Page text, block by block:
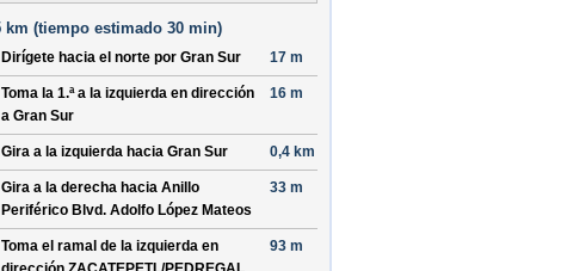
km (tiempo estimado 30 min)
Dirígete hacia el norte por Gran Sur 17 m
Toma la 1.ª a la izquierda en dirección
a Gran Sur
16 m
Gira a la izquierda hacia Gran Sur 0,4 km
Gira a la derecha hacia Anillo
Periférico Blvd. Adolfo López Mateos
33 m
Toma el ramal de la izquierda en
93 m